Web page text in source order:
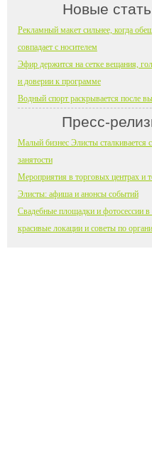
Новые
Рекламный макет сильнее, когда
совпадает с носителем
Эфир держится на сетке вещания,
и доверии к программе
Водный спорт раскрывается после
Пресс-
Малый бизнес Элисты сталкивается
занятости
Мероприятия в торговых центрах и
Элисты: афиша и анонсы событий
Свадебные площадки и фотосессии в
красивые локации и советы по